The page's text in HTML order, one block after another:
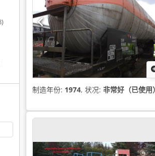
制造年份: 1974, 状况: 非常好（已使用）